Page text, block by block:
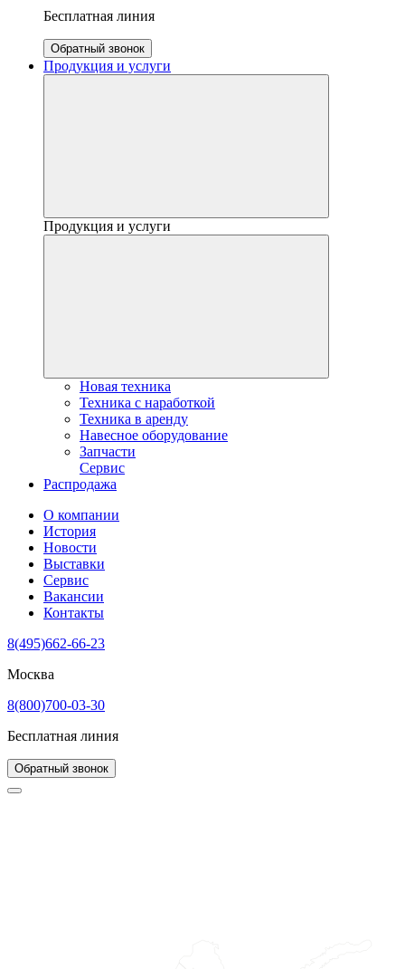
Бесплатная линия
Обратный звонок
Продукция и услуги
Продукция и услуги
Новая техника
Техника с наработкой
Техника в аренду
Навесное оборудование
Запчасти
Сервис
Распродажа
О компании
История
Новости
Выставки
Сервис
Вакансии
Контакты
8(495)662-66-23
Москва
8(800)700-03-30
Бесплатная линия
Обратный звонок